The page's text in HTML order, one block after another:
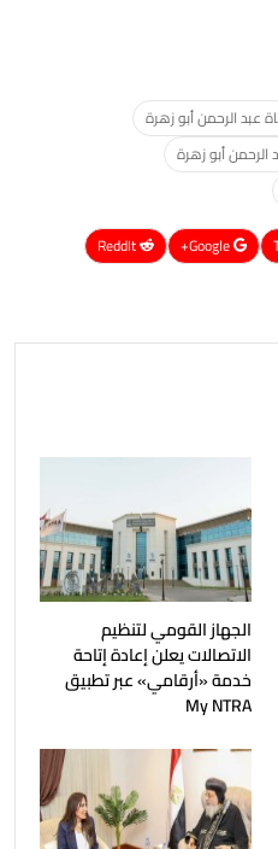
عبد الرحمن أبو زهرة
الرحمن أبو زهرة
Google+
ReddIt
الجهاز القومي لتنظيم
الاتصالات يعلن إعادة إتاحة
خدمة «أرقامي» عبر تطبيق
My NTRA